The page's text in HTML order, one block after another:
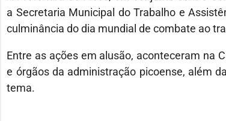
a Secretaria Municipal do Trabalho e
culminância do dia mundial de combate ao
Entre as ações em alusão, aconteceram na
e órgãos da administração picoense, além
tema.